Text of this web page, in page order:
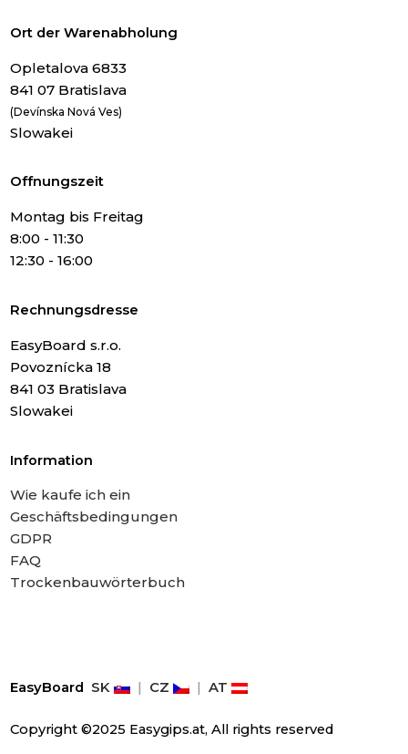
Ort der Warenabholung
Opletalova 6833
841 07 Bratislava
(Devínska Nová Ves)
Slowakei
Offnungszeit
Montag bis Freitag
8:00 - 11:30
12:30 - 16:00
Rechnungsdresse
EasyBoard s.r.o.
Povoznícka 18
841 03 Bratislava
Slowakei
Information
Wie kaufe ich ein
Geschäftsbedingungen
GDPR
FAQ
Trockenbauwörterbuch
EasyBoard SK | CZ | AT
Copyright ©2025 Easygips.at, All rights reserved